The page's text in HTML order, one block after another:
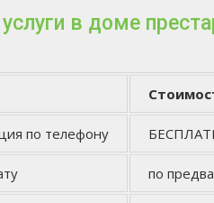
в доме
по телефону
по